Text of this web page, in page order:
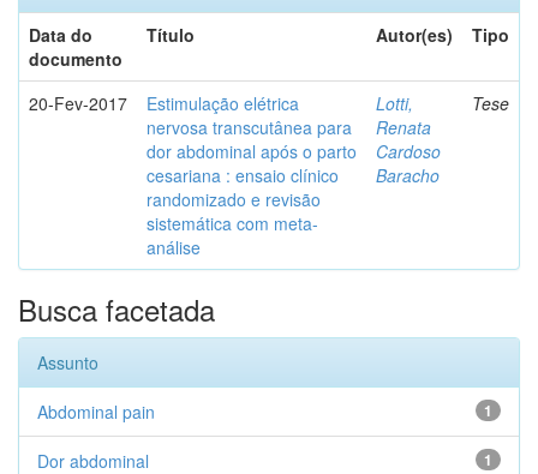
Data do
documento
Título Autor(es) Tipo
20-Fev-2017
Estimulação elétrica
nervosa transcutânea para
dor abdominal após o parto
cesariana : ensaio clínico
randomizado e revisão
sistemática com meta-
análise
Lotti,
Renata
Cardoso
Baracho
Tese
Busca facetada
Assunto
1
Abdominal pain
1
Dor abdominal